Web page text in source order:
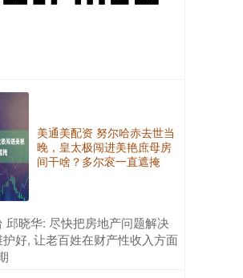
美通美配资 努尔哈赤去世当
晚，皇太极闯进美艳庶母房
间干啥？多尔衮一直遮掩
邱晓华: 尽快把房地产问题解决
好, 让老百姓在财产性收入方面